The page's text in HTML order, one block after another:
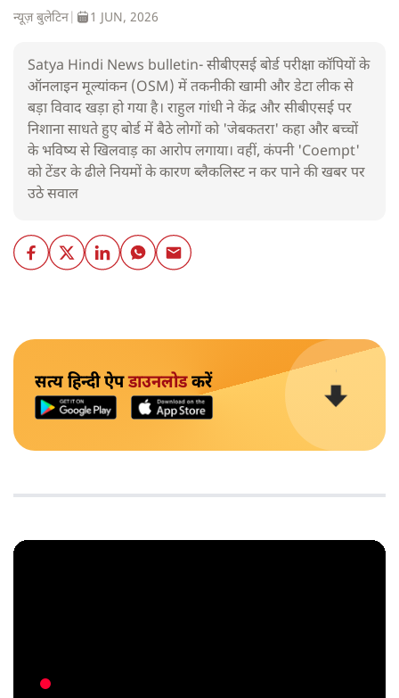
न्यूज़ बुलेटिन 1 JUN, 2026
Satya Hindi News bulletin- सीबीएसई बोर्ड परीक्षा कॉपियों के
ऑनलाइन मूल्यांकन (OSM) में तकनीकी खामी और डेटा लीक से
बड़ा विवाद खड़ा हो गया है। राहुल गांधी ने केंद्र और सीबीएसई पर
निशाना साधते हुए बोर्ड में बैठे लोगों को 'जेबकतरा' कहा और बच्चों
के भविष्य से खिलवाड़ का आरोप लगाया। वहीं, कंपनी 'Coempt'
को टेंडर के ढीले नियमों के कारण ब्लैकलिस्ट न कर पाने की खबर पर
उठे सवाल
सत्य हिन्दी ऐपडाउनलोडकरें